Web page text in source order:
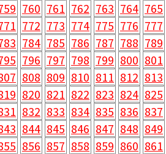
760 761 762 763 764 765
772 773 774 775 776 777
784 785 786 787 788 789
796 797 798 799 800 801
808 809 810 811 812 813
820 821 822 823 824 825
832 833 834 835 836 837
844 845 846 847 848 849
856 857 858 859 860 861